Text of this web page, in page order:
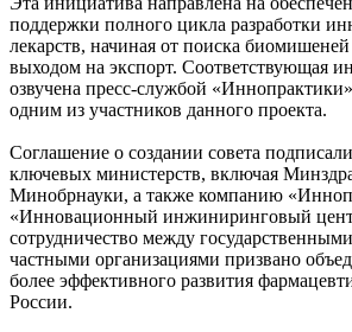
поддержки полного цикла разработки
лекарств, начиная от поиска
выходом на экспорт. Соответствующая
озвучена пресс-службой
одним из участников данного проекта.
Соглашение о создании совета
ключевых министерств, включая
Минобрнауки, а также компанию
«Инновационный инжиниринговый
сотрудничество между
частными организациями призвано
более эффективного развития
России.